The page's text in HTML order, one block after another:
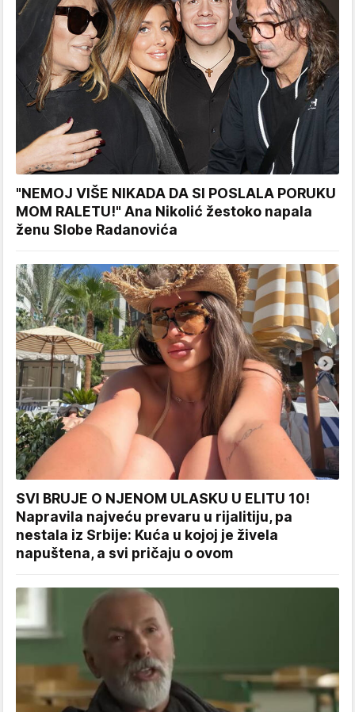
"NEMOJ VIŠE NIKADA DA SI POSLALA PORUKU
MOM RALETU!" Ana Nikolić žestoko napala
ženu Slobe Radanovića
SVI BRUJE O NJENOM ULASKU U ELITU 10!
Napravila najveću prevaru u rijalitiju, pa
nestala iz Srbije: Kuća u kojoj je živela
napuštena, a svi pričaju o ovom